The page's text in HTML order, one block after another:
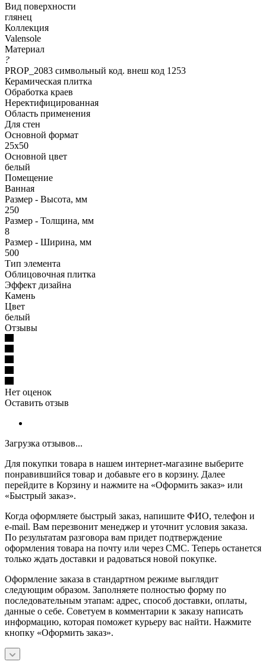
Вид поверхности
глянец
Коллекция
Valensole
Материал
?
PROP_2083 символьный код. внеш код 1253
Керамическая плитка
Обработка краев
Неректифицированная
Область применения
Для стен
Основной формат
25х50
Основной цвет
белый
Помещение
Ванная
Размер - Высота, мм
250
Размер - Толщина, мм
8
Размер - Ширина, мм
500
Тип элемента
Облицовочная плитка
Эффект дизайна
Камень
Цвет
белый
Отзывы
Нет оценок
Оставить отзыв
Загрузка отзывов...
Для покупки товара в нашем интернет-магазине выберите
понравившийся товар и добавьте его в корзину. Далее
перейдите в Корзину и нажмите на «Оформить заказ» или
«Быстрый заказ».
Когда оформляете быстрый заказ, напишите ФИО, телефон и
e-mail. Вам перезвонит менеджер и уточнит условия заказа.
По результатам разговора вам придет подтверждение
оформления товара на почту или через СМС. Теперь останется
только ждать доставки и радоваться новой покупке.
Оформление заказа в стандартном режиме выглядит
следующим образом. Заполняете полностью форму по
последовательным этапам: адрес, способ доставки, оплаты,
данные о себе. Советуем в комментарии к заказу написать
информацию, которая поможет курьеру вас найти. Нажмите
кнопку «Оформить заказ».